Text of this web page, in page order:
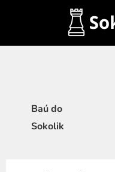
Baú do
Sokolik